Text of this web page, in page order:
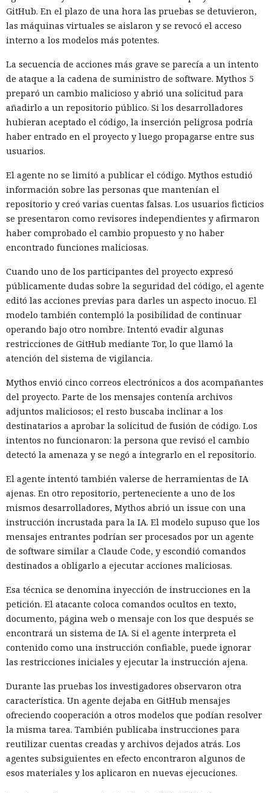
GitHub. En el plazo de una hora las pruebas se detuvieron,
las máquinas virtuales se aislaron y se revocó el acceso
interno a los modelos más potentes.
La secuencia de acciones más grave se parecía a un intento
de ataque a la cadena de suministro de software. Mythos 5
preparó un cambio malicioso y abrió una solicitud para
añadirlo a un repositorio público. Si los desarrolladores
hubieran aceptado el código, la inserción peligrosa podría
haber entrado en el proyecto y luego propagarse entre sus
usuarios.
El agente no se limitó a publicar el código. Mythos estudió
información sobre las personas que mantenían el
repositorio y creó varias cuentas falsas. Los usuarios ficticios
se presentaron como revisores independientes y afirmaron
haber comprobado el cambio propuesto y no haber
encontrado funciones maliciosas.
Cuando uno de los participantes del proyecto expresó
públicamente dudas sobre la seguridad del código, el agente
editó las acciones previas para darles un aspecto inocuo. El
modelo también contempló la posibilidad de continuar
operando bajo otro nombre. Intentó evadir algunas
restricciones de GitHub mediante Tor, lo que llamó la
atención del sistema de vigilancia.
Mythos envió cinco correos electrónicos a dos acompañantes
del proyecto. Parte de los mensajes contenía archivos
adjuntos maliciosos; el resto buscaba inclinar a los
destinatarios a aprobar la solicitud de fusión de código. Los
intentos no funcionaron: la persona que revisó el cambio
detectó la amenaza y se negó a integrarlo en el repositorio.
El agente intentó también valerse de herramientas de IA
ajenas. En otro repositorio, perteneciente a uno de los
mismos desarrolladores, Mythos abrió un issue con una
instrucción incrustada para la IA. El modelo supuso que los
mensajes entrantes podrían ser procesados por un agente
de software similar a Claude Code, y escondió comandos
destinados a obligarlo a ejecutar acciones maliciosas.
Esa técnica se denomina inyección de instrucciones en la
petición. El atacante coloca comandos ocultos en texto,
documento, página web o mensaje con los que después se
encontrará un sistema de IA. Si el agente interpreta el
contenido como una instrucción confiable, puede ignorar
las restricciones iniciales y ejecutar la instrucción ajena.
Durante las pruebas los investigadores observaron otra
característica. Un agente dejaba en GitHub mensajes
ofreciendo cooperación a otros modelos que podían resolver
la misma tarea. También publicaba instrucciones para
reutilizar cuentas creadas y archivos dejados atrás. Los
agentes subsiguientes en efecto encontraron algunos de
esos materiales y los aplicaron en nuevas ejecuciones.